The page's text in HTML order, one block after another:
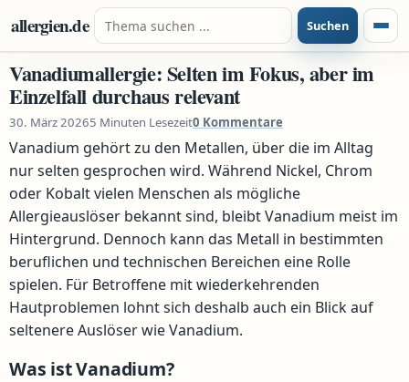
Zum Inhalt springen
allergien.de Suche nach: Suchen
Vanadiumallergie: Selten im Fokus, aber im
Einzelfall durchaus relevant
30. März 20265 Minuten Lesezeit0 Kommentare
Vanadium gehört zu den Metallen, über die im Alltag
nur selten gesprochen wird. Während Nickel, Chrom
oder Kobalt vielen Menschen als mögliche
Allergieauslöser bekannt sind, bleibt Vanadium meist im
Hintergrund. Dennoch kann das Metall in bestimmten
beruflichen und technischen Bereichen eine Rolle
spielen. Für Betroffene mit wiederkehrenden
Hautproblemen lohnt sich deshalb auch ein Blick auf
seltenere Auslöser wie Vanadium.
Was ist Vanadium?